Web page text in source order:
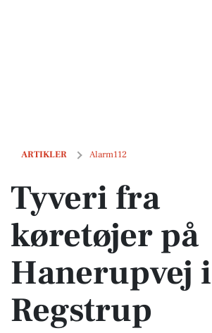
ARTIKLER Alarm112
Tyveri fra køretøjer på Hanerupvej i Regstrup
Tyveri fra
køretøjer på
Hanerupvej i
Regstrup